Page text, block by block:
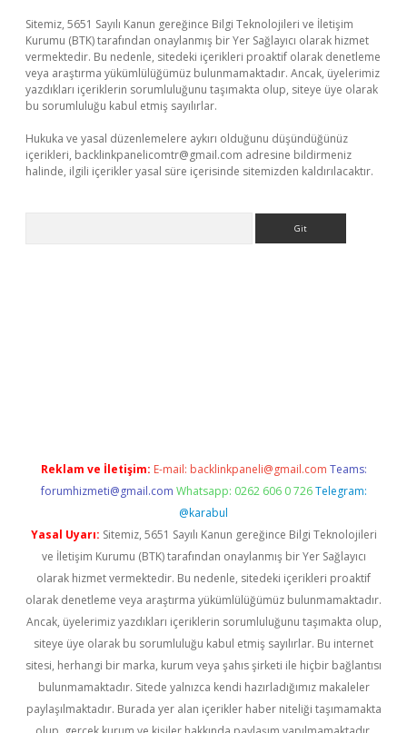
Sitemiz, 5651 Sayılı Kanun gereğince Bilgi Teknolojileri ve İletişim
Kurumu (BTK) tarafından onaylanmış bir Yer Sağlayıcı olarak hizmet
vermektedir. Bu nedenle, sitedeki içerikleri proaktif olarak denetleme
veya araştırma yükümlülüğümüz bulunmamaktadır. Ancak, üyelerimiz
yazdıkları içeriklerin sorumluluğunu taşımakta olup, siteye üye olarak
bu sorumluluğu kabul etmiş sayılırlar.
Hukuka ve yasal düzenlemelere aykırı olduğunu düşündüğünüz
içerikleri, backlinkpanelicomtr@gmail.com adresine bildirmeniz
halinde, ilgili içerikler yasal süre içerisinde sitemizden kaldırılacaktır.
Reklam ve İletişim: E-mail: backlinkpaneli@gmail.com Teams:
forumhizmeti@gmail.com Whatsapp: 0262 606 0 726 Telegram:
@karabul
Yasal Uyarı: Sitemiz, 5651 Sayılı Kanun gereğince Bilgi Teknolojileri
ve İletişim Kurumu (BTK) tarafından onaylanmış bir Yer Sağlayıcı
olarak hizmet vermektedir. Bu nedenle, sitedeki içerikleri proaktif
olarak denetleme veya araştırma yükümlülüğümüz bulunmamaktadır.
Ancak, üyelerimiz yazdıkları içeriklerin sorumluluğunu taşımakta olup,
siteye üye olarak bu sorumluluğu kabul etmiş sayılırlar. Bu internet
sitesi, herhangi bir marka, kurum veya şahıs şirketi ile hiçbir bağlantısı
bulunmamaktadır. Sitede yalnızca kendi hazırladığımız makaleler
paylaşılmaktadır. Burada yer alan içerikler haber niteliği taşımamakta